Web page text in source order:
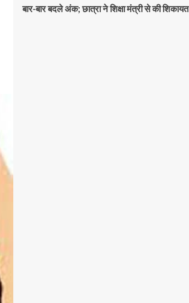
बार-बार बदले अंक; छात्रा ने शिक्षा मंत्री से की शिकायत